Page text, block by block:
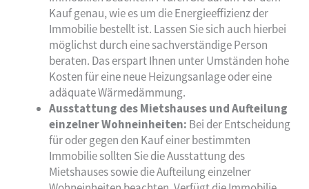
Kauf genau, wie es um die Energieeffizienz der
Immobilie bestellt ist. Lassen Sie sich auch hierbei
möglichst durch eine sachverständige Person
beraten. Das erspart Ihnen unter Umständen hohe
Kosten für eine neue Heizungsanlage oder eine
adäquate Wärmedämmung.
Ausstattung des Mietshauses und Aufteilung
einzelner Wohneinheiten: Bei der Entscheidung
für oder gegen den Kauf einer bestimmten
Immobilie sollten Sie die Ausstattung des
Mietshauses sowie die Aufteilung einzelner